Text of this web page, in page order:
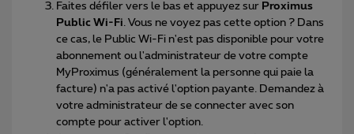
Faites défiler vers le bas et appuyez sur Proximus
Public Wi-Fi. Vous ne voyez pas cette option ? Dans
ce cas, le Public Wi-Fi n'est pas disponible pour votre
abonnement ou l'administrateur de votre compte
MyProximus (généralement la personne qui paie la
facture) n'a pas activé l'option payante. Demandez à
votre administrateur de se connecter avec son
compte pour activer l'option.